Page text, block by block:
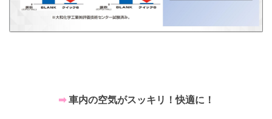
➡車内の空気がスッキリ！快適に！